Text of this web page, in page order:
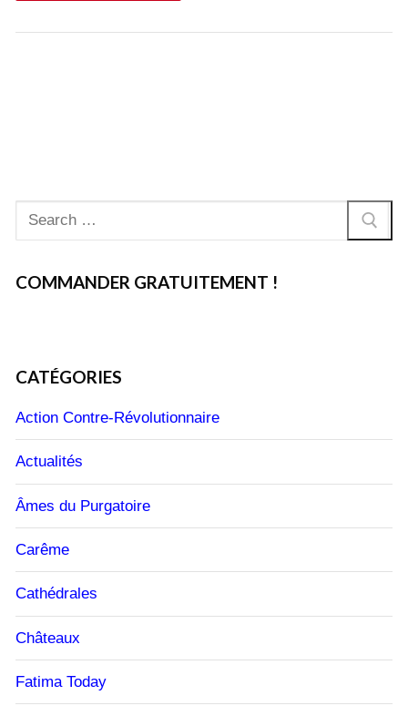
Rechercher
:
COMMANDER GRATUITEMENT !
CATÉGORIES
Action Contre-Révolutionnaire
Actualités
Âmes du Purgatoire
Carême
Cathédrales
Châteaux
Fatima Today